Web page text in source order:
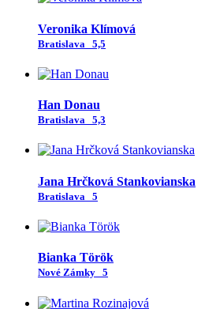
Veronika Klímová
Bratislava 5,5
Han Donau
Bratislava 5,3
Jana Hrčková Stankovianska
Bratislava 5
Bianka Török
Nové Zámky 5